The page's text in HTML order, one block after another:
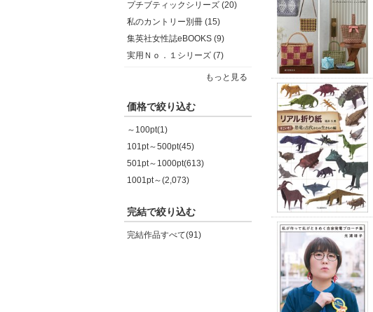
プチブティックシリーズ (20)
私のカントリー別冊 (15)
集英社女性誌eBOOKS (9)
実用Ｎｏ．１シリーズ (7)
もっと見る
価格で絞り込む
～100pt(1)
101pt～500pt(45)
501pt～1000pt(613)
1001pt～(2,073)
完結で絞り込む
完結作品すべて(91)